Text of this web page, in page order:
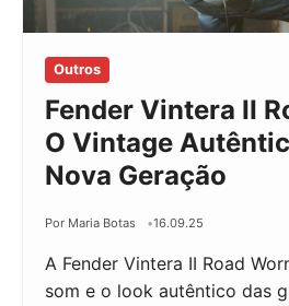
Outros
Fender Vintera II
O Vintage
Nova Geração
Por Maria Botas 16.09.25
A Fender Vintera II Road
som e o look autêntico das